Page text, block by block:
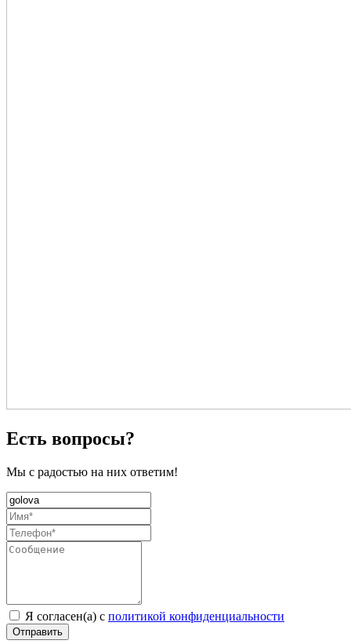
Есть вопросы?
Мы с радостью на них ответим!
Я согласен(а) с политикой конфиденциальности
Отправить